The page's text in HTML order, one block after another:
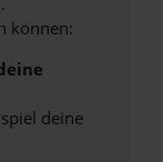
können:
deine